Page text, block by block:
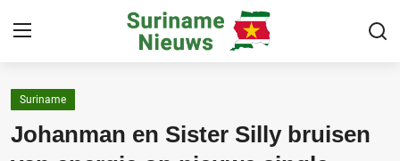
Home
Suriname
Johanman en Sister Silly bruisen